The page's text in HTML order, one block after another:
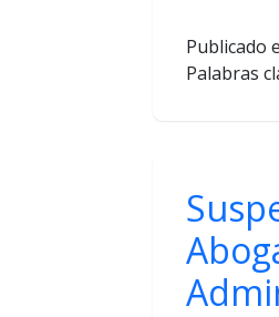
Publicado
Palabras